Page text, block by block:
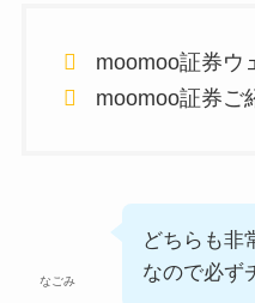
moomoo証券ウ
moomoo証券ご
なごみ
どちらも非
なので必ず